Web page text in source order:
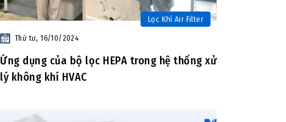
Lọc Khí Air Filter
Thứ tư, 16/10/2024
Ứng dụng của bộ lọc HEPA trong hệ thống xử
lý không khí HVAC